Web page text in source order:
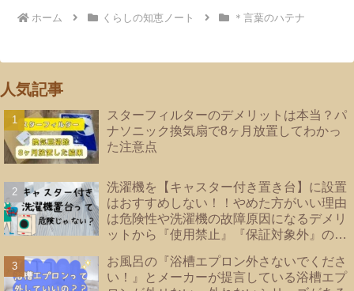
ホーム くらしの知恵ノート ＊言葉のハテナ
人気記事
スターフィルターのデメリットは本当？パ
ナソニック換気扇で8ヶ月放置してわかっ
た注意点
洗濯機を【キャスター付き置き台】に設置
はおすすめしない！！やめた方がいい理由
は危険性や洗濯機の故障原因になるデメリ
ットから『使用禁止』『保証対象外』のメ
外！後悔しない為に知っておきたい【防水
パンのタイプ】を紹介
お風呂の『浴槽エプロン外さないでくださ
い！』とメーカーが提言している浴槽エプ